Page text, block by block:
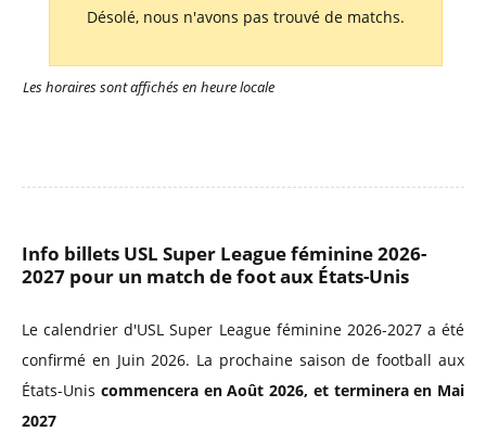
Les horaires sont affichés en heure locale
Désolé, nous n'avons pas trouvé de matchs.
Info billets USL Super League féminine 2026-
2027 pour un match de foot aux États-Unis
Le calendrier d'USL Super League féminine 2026-2027 a été
confirmé en Juin 2026. La prochaine saison de football aux
États-Unis commencera en Août 2026, et terminera en Mai
2027